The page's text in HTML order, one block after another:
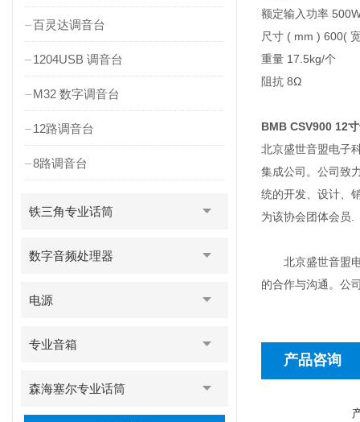
百灵达调音台
1204USB 调音台
M32 数字调音台
12路调音台
8路调音台
铁三角专业话筒
数字音频处理器
电源
专业音箱
森海塞尔专业话筒
额定输入功率
尺寸 ( mm ) 600(
重量 17.5kg/个
阻抗 8Ω
BMB CSV900 12
北京盛世音盟电子
集成公司。公司致
统的开发、设计、
为该协会团体会员.
北京盛世音盟电
的合作与沟通。公
产品咨询